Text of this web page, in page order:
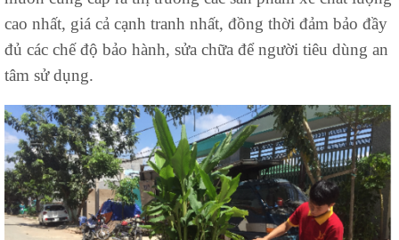
cao nhất, giá cả cạnh tranh nhất, đồng thời đảm bảo đầy
đủ các chế độ bảo hành, sửa chữa để người tiêu dùng an
tâm sử dụng.